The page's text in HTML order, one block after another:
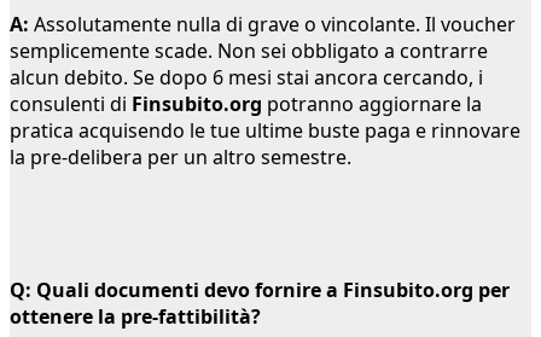
A: Assolutamente nulla di grave o vincolante. Il voucher
semplicemente scade. Non sei obbligato a contrarre
alcun debito. Se dopo 6 mesi stai ancora cercando, i
consulenti di Finsubito.org potranno aggiornare la
pratica acquisendo le tue ultime buste paga e rinnovare
la pre-delibera per un altro semestre.
Q: Quali documenti devo fornire a Finsubito.org per
ottenere la pre-fattibilità?